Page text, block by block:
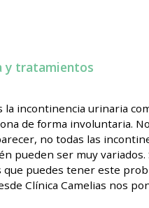
y tratamientos
incontinencia urinaria
de forma involuntaria. No
no todas las
pueden ser muy variados.
puedes tener este
Clínica Camelias nos